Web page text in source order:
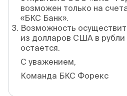
возможен только на
«БКС Банк».
Возможность
из долларов США в
остается.
С уважением,
Команда БКС Форекс